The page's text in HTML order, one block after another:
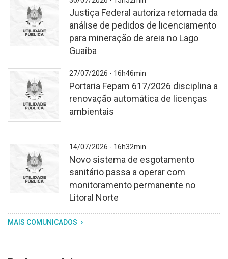
Fundo
branco
texturizado.
brasão
Grande
com
os
Justiça Federal autoriza retomada da
análise de pedidos de licenciamento
para mineração de areia no Lago
Guaíba
Fundo
branco
texturizado.
brasão
do
27/07/2026 - 16h46min
Portaria Fepam 617/2026 disciplina a
renovação automática de licenças
ambientais
Fundo
branco
14/07/2026 - 16h32min
Novo sistema de esgotamento
sanitário passa a operar com
monitoramento permanente no
Litoral Norte
MAIS COMUNICADOS